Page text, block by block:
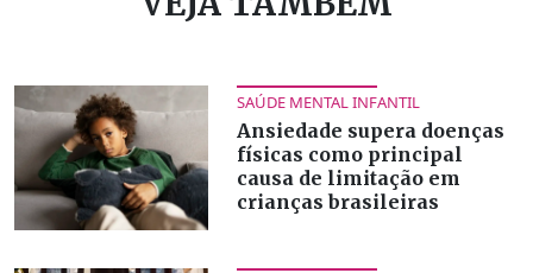
SAÚDE MENTAL INFANTIL
Ansiedade supera doenças
físicas como principal
causa de limitação em
crianças brasileiras